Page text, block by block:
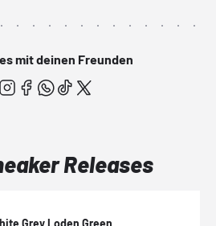
mit deinen Freunden
Releases